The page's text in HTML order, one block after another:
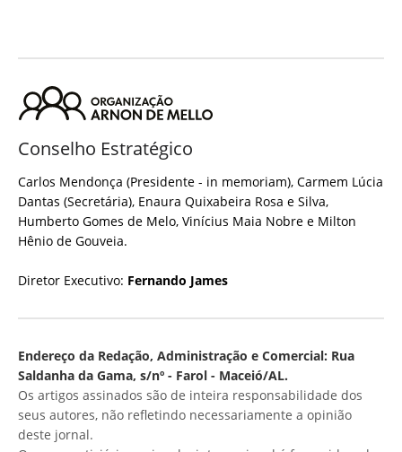
Conselho Estratégico
Carlos Mendonça (Presidente - in memoriam), Carmem Lúcia
Dantas (Secretária), Enaura Quixabeira Rosa e Silva,
Humberto Gomes de Melo, Vinícius Maia Nobre e Milton
Hênio de Gouveia.
Diretor Executivo: Fernando James
Endereço da Redação, Administração e Comercial: Rua
Saldanha da Gama, s/nº - Farol - Maceió/AL.
Os artigos assinados são de inteira responsabilidade dos
seus autores, não refletindo necessariamente a opinião
deste jornal.